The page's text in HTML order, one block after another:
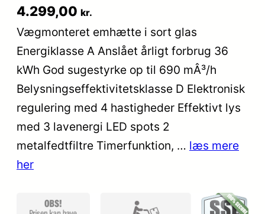
Bedømt
ud af 5
baseret på
83
kundebedø
4.299,00 kr.
Vægmonteret emhætte i sort glas
Energiklasse A Anslået årligt forbrug 36
kWh God sugestyrke op til 690 mÂ³/h
Belysningseffektivitetsklasse D Elektronisk
regulering med 4 hastigheder Effektivt lys
med 3 lavenergi LED spots 2
metalfedtfiltre Timerfunktion, … læs mere
her